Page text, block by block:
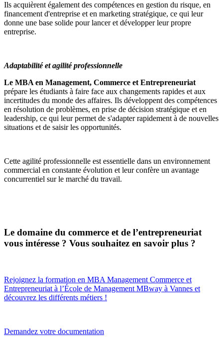
Ils acquièrent également des compétences en gestion du risque, en
financement d'entreprise et en marketing stratégique, ce qui leur
donne une base solide pour lancer et développer leur propre
entreprise.
Adaptabilité et agilité professionnelle
Le MBA en Management, Commerce et Entrepreneuriat
prépare les étudiants à faire face aux changements rapides et aux
incertitudes du monde des affaires. Ils développent des compétences
en résolution de problèmes, en prise de décision stratégique et en
leadership, ce qui leur permet de s'adapter rapidement à de nouvelles
situations et de saisir les opportunités.
Cette agilité professionnelle est essentielle dans un environnement
commercial en constante évolution et leur confère un avantage
concurrentiel sur le marché du travail.
Le domaine du commerce et de l’entrepreneuriat
vous intéresse ? Vous souhaitez en savoir plus ?
Rejoignez la formation en MBA Management Commerce et
Entrepreneuriat à l’École de Management MBway à Vannes et
découvrez les différents métiers !
Demandez votre documentation